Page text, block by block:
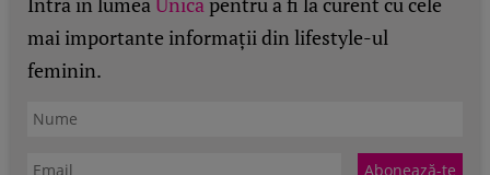
mai importante informații din lifestyle-ul
feminin.